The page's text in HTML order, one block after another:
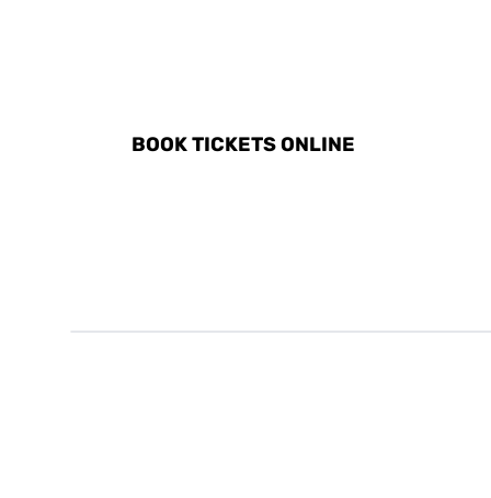
BOOK TICKETS ONLINE